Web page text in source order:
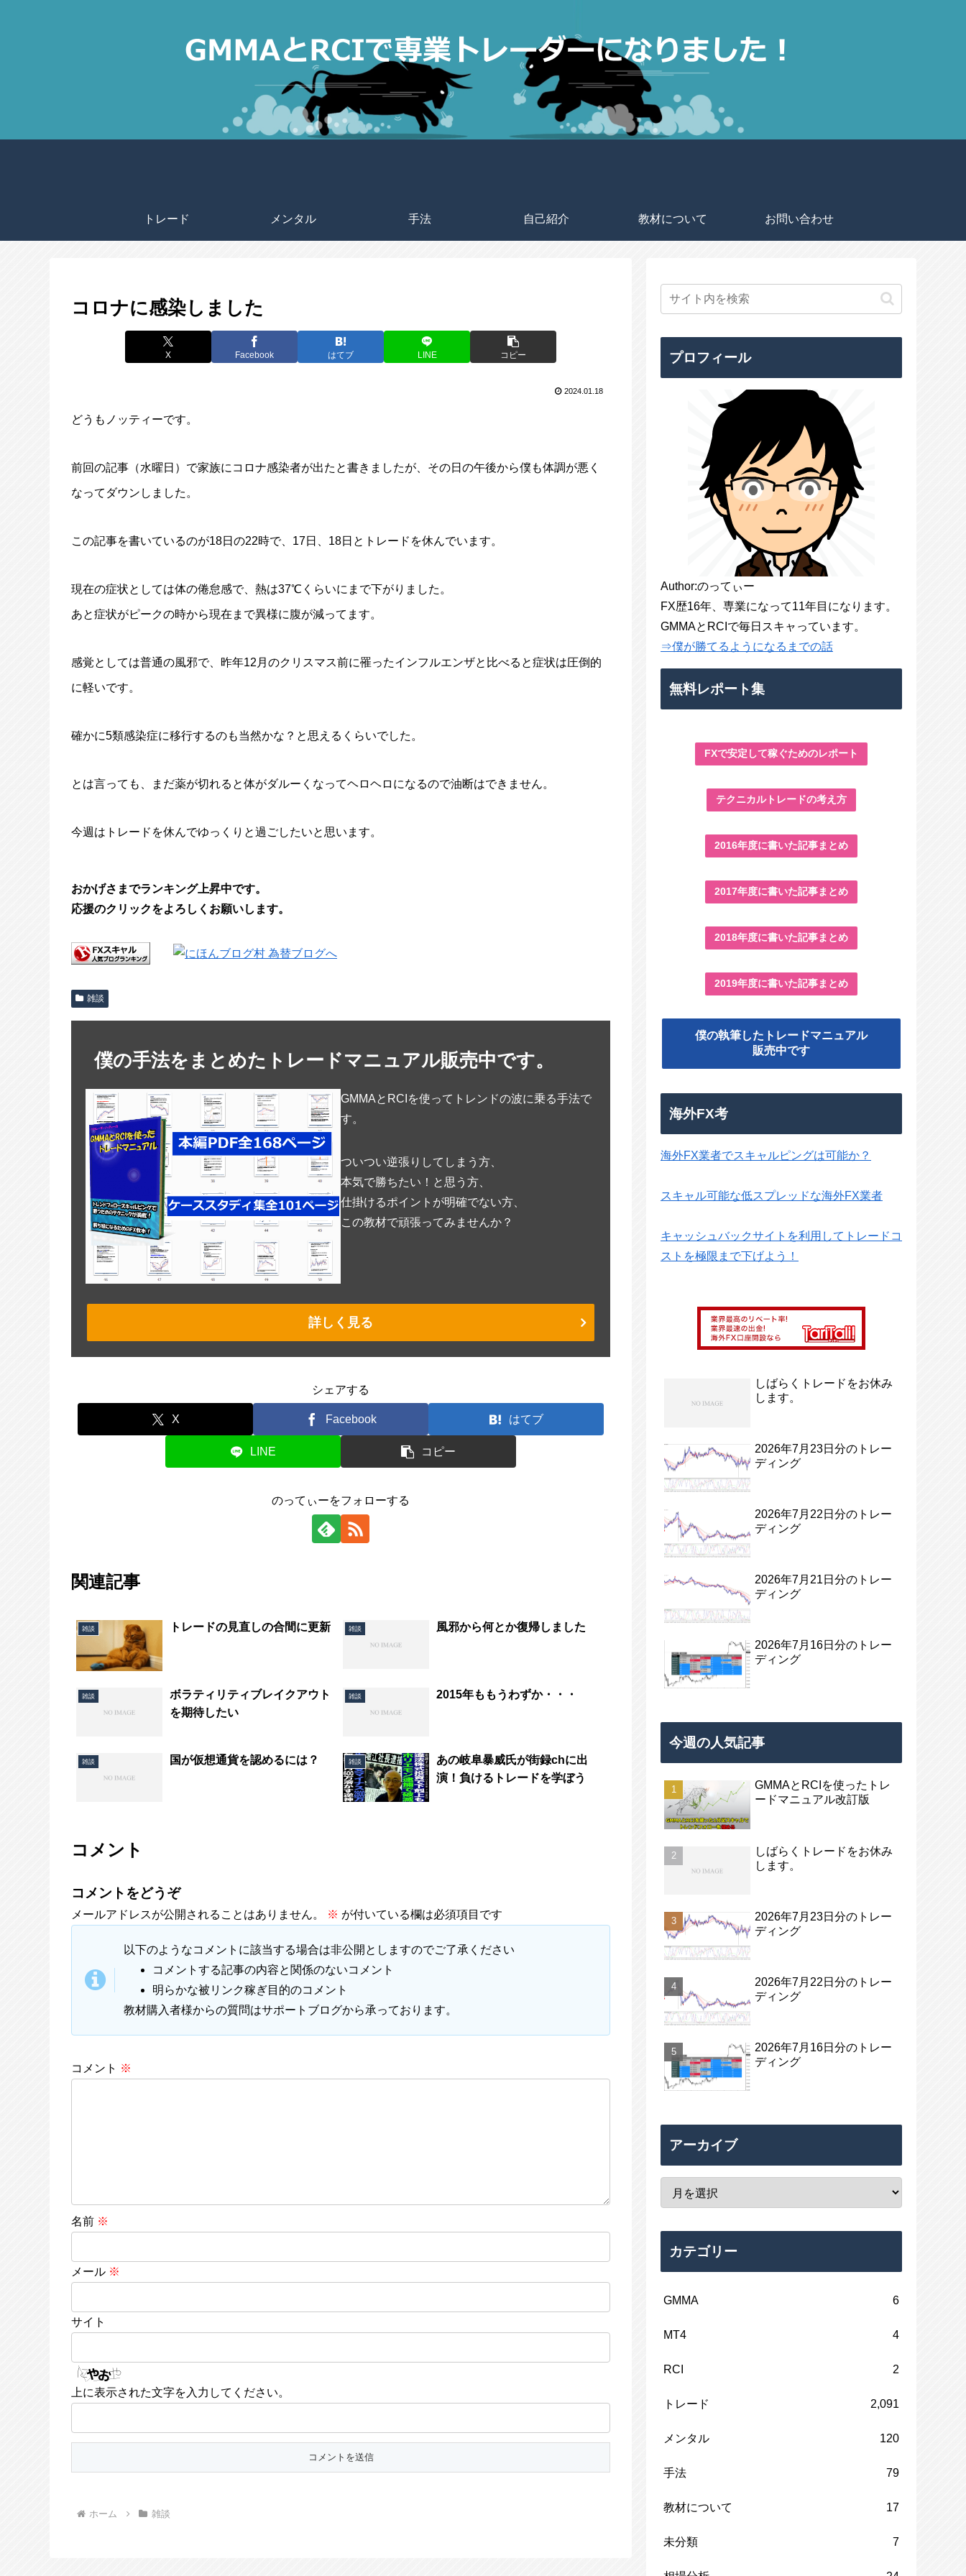
トレード メンタル 手法 自己紹介 教材について お問い合わせ
コロナに感染しました
X Facebook はてブ LINE コピー
2024.01.18
どうもノッティーです。
前回の記事（水曜日）で家族にコロナ感染者が出たと書きましたが、その日の午後から僕も体調が悪く
なってダウンしました。
この記事を書いているのが18日の22時で、17日、18日とトレードを休んでいます。
現在の症状としては体の倦怠感で、熱は37℃くらいにまで下がりました。
あと症状がピークの時から現在まで異様に腹が減ってます。
感覚としては普通の風邪で、昨年12月のクリスマス前に罹ったインフルエンザと比べると症状は圧倒的
に軽いです。
確かに5類感染症に移行するのも当然かな？と思えるくらいでした。
とは言っても、まだ薬が切れると体がダルーくなってヘロヘロになるので油断はできません。
今週はトレードを休んでゆっくりと過ごしたいと思います。
おかげさまでランキング上昇中です。
応援のクリックをよろしくお願いします。
雑談
僕の手法をまとめたトレードマニュアル販売中です。
GMMAとRCIを使ってトレンドの波に乗る手法で
す。
ついつい逆張りしてしまう方、
本気で勝ちたい！と思う方、
仕掛けるポイントが明確でない方、
この教材で頑張ってみませんか？
詳しく見る
シェアする
X Facebook はてブ
LINE コピー
のってぃーをフォローする
関連記事
雑談 トレードの見直しの合間に更新 雑談 風邪から何とか復帰しました
雑談
ボラティリティブレイクアウト
を期待したい
雑談 2015年ももうわずか・・・
雑談 国が仮想通貨を認めるには？ 雑談
あの岐阜暴威氏が街録chに出
演！負けるトレードを学ぼう
コメント
コメントをどうぞ
メールアドレスが公開されることはありません。 ※ が付いている欄は必須項目です
以下のようなコメントに該当する場合は非公開としますのでご了承ください
コメントする記事の内容と関係のないコメント
明らかな被リンク稼ぎ目的のコメント
教材購入者様からの質問はサポートブログから承っております。
コメント ※
名前 ※
メール ※
サイト
上に表示された文字を入力してください。
ホーム 雑談
プロフィール
Author:のってぃー
FX歴16年、専業になって11年目になります。
GMMAとRCIで毎日スキャっています。
⇒僕が勝てるようになるまでの話
無料レポート集
FXで安定して稼ぐためのレポート
テクニカルトレードの考え方
2016年度に書いた記事まとめ
2017年度に書いた記事まとめ
2018年度に書いた記事まとめ
2019年度に書いた記事まとめ
僕の執筆したトレードマニュアル
販売中です
海外FX考
海外FX業者でスキャルピングは可能か？
スキャル可能な低スプレッドな海外FX業者
キャッシュバックサイトを利用してトレードコ
ストを極限まで下げよう！
しばらくトレードをお休み
します。
2026年7月23日分のトレー
ディング
2026年7月22日分のトレー
ディング
2026年7月21日分のトレー
ディング
2026年7月16日分のトレー
ディング
今週の人気記事
GMMAとRCIを使ったトレ
ードマニュアル改訂版
しばらくトレードをお休み
します。
2026年7月23日分のトレー
ディング
2026年7月22日分のトレー
ディング
2026年7月16日分のトレー
ディング
アーカイブ
カテゴリー
GMMA 6
MT4 4
RCI 2
トレード 2,091
メンタル 120
手法 79
教材について 17
未分類 7